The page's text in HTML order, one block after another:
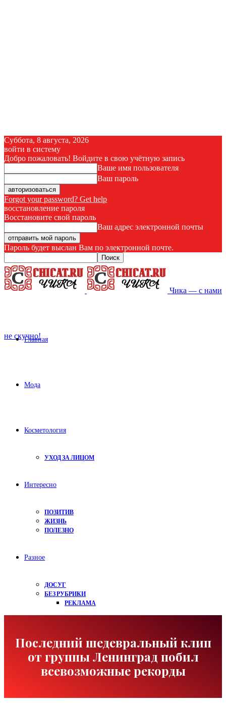
Суббота, 8 августа, 2026
войти в систему
Добро пожаловать! Войдите в свою учётную запись
Ваше имя пользователя
Ваш пароль
Forgot your password? Get help
восстановление пароля
Восстановите свой пароль
Ваш адрес электронной почты
Пароль будет выслан Вам по электронной почте.
Чика — с нами
не скучно!
Главная
Мода
Косметология
УХОД ЗА ЛИЦОМ
Интересно
ПОЗИТИВ
ЖИЗНЬ
ПОЛЕЗНО
Разное
ДОСУГ
БЕЗ РУБРИКИ
РЕКЛАМА
Последний шедевральный клип
от группы Ленинград побил
всевозможные рекорды